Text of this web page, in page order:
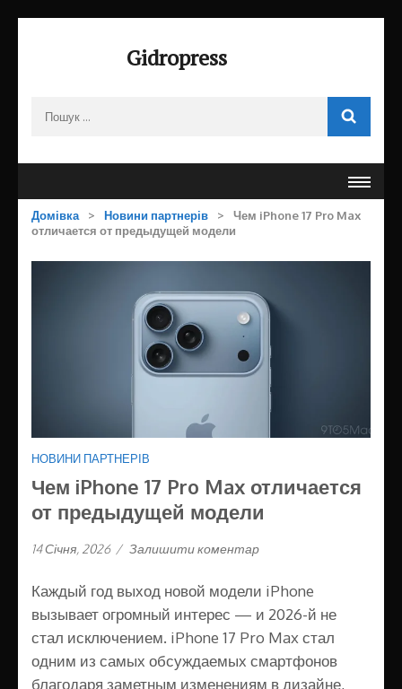
Enter)
Gidropress
Домівка > Новини партнерів >
Чем iPhone 17 Pro Max
отличается от предыдущей модели
НОВИНИ ПАРТНЕРІВ
Чем iPhone 17 Pro Max отличается
от предыдущей модели
14 Січня, 2026 / Залишити коментар
Каждый год выход новой модели iPhone
вызывает огромный интерес — и 2026-й не
стал исключением. iPhone 17 Pro Max стал
одним из самых обсуждаемых смартфонов
благодаря заметным изменениям в дизайне,